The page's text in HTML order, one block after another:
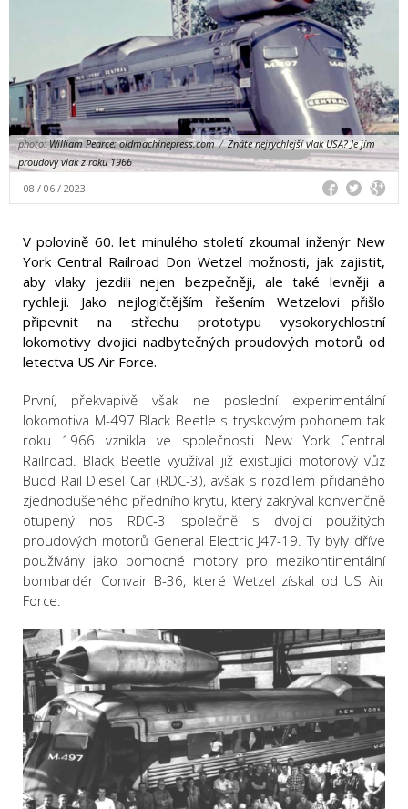
photo:William Pearce; oldmachinepress.com / Znáte nejrychlejší vlak USA? Je jím
proudový vlak z roku 1966
08 / 06 / 2023
V polovině 60. let minulého století zkoumal inženýr New
York Central Railroad Don Wetzel možnosti, jak zajistit,
aby vlaky jezdili nejen bezpečněji, ale také levněji a
rychleji. Jako nejlogičtějším řešením Wetzelovi přišlo
připevnit na střechu prototypu vysokorychlostní
lokomotivy dvojici nadbytečných proudových motorů od
letectva US Air Force.
První, překvapivě však ne poslední experimentální
lokomotiva M-497 Black Beetle s tryskovým pohonem tak
roku 1966 vznikla ve společnosti New York Central
Railroad. Black Beetle využíval již existující motorový vůz
Budd Rail Diesel Car (RDC-3), avšak s rozdílem přidaného
zjednodušeného předního krytu, který zakrýval konvenčně
otupený nos RDC-3 společně s dvojicí použitých
proudových motorů General Electric J47-19. Ty byly dříve
používány jako pomocné motory pro mezikontinentální
bombardér Convair B-36, které Wetzel získal od US Air
Force.